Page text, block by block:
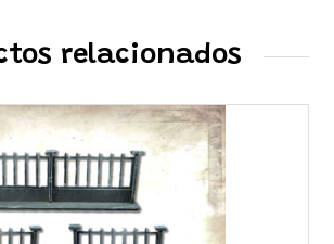
se
pueden
en
la
página
de
producto
relacionados